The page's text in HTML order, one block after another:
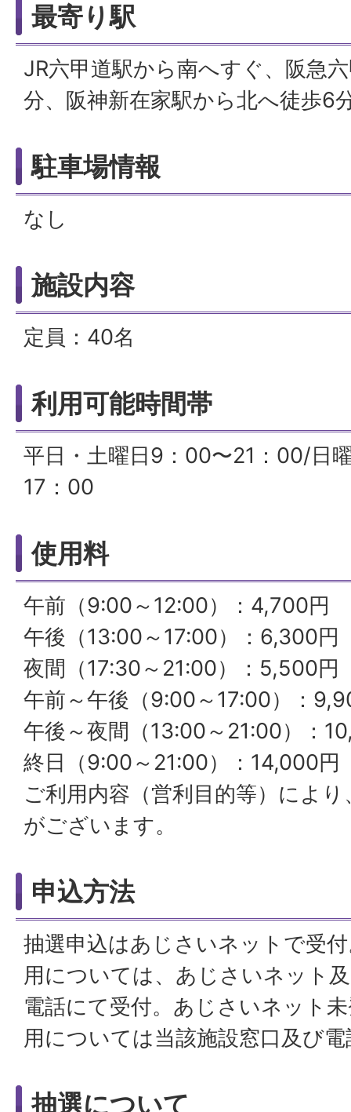
最寄り駅
JR六甲道駅から南へすぐ、阪急
分、阪神新在家駅から北へ徒歩6
駐車場情報
なし
施設内容
定員：40名
利用可能時間帯
平日・土曜日9：00〜21：00/日
17：00
使用料
午前（9:00～12:00）：4,700円
午後（13:00～17:00）：6,300円
夜間（17:30～21:00）：5,500円
午前～午後（9:00～17:00）：
午後～夜間（13:00～21:00）：
終日（9:00～21:00）：14,000円
ご利用内容（営利目的等）によ
がございます。
申込方法
抽選申込はあじさいネットで受
用については、あじさいネット
電話にて受付。あじさいネット
用については当該施設窓口及び
抽選について